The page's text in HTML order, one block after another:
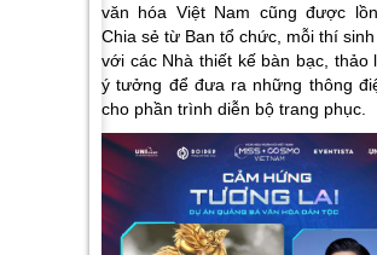
văn hóa Việt Nam cũng được
Chia sẻ từ Ban tổ chức, mỗi thí
với các Nhà thiết kế bàn bạc, thảo
ý tưởng để đưa ra những thông
cho phần trình diễn bộ trang phục.